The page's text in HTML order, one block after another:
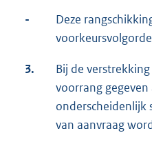
-
Deze
3.
Bij de
voorrang
onderscheidenlijk
van aanvraag